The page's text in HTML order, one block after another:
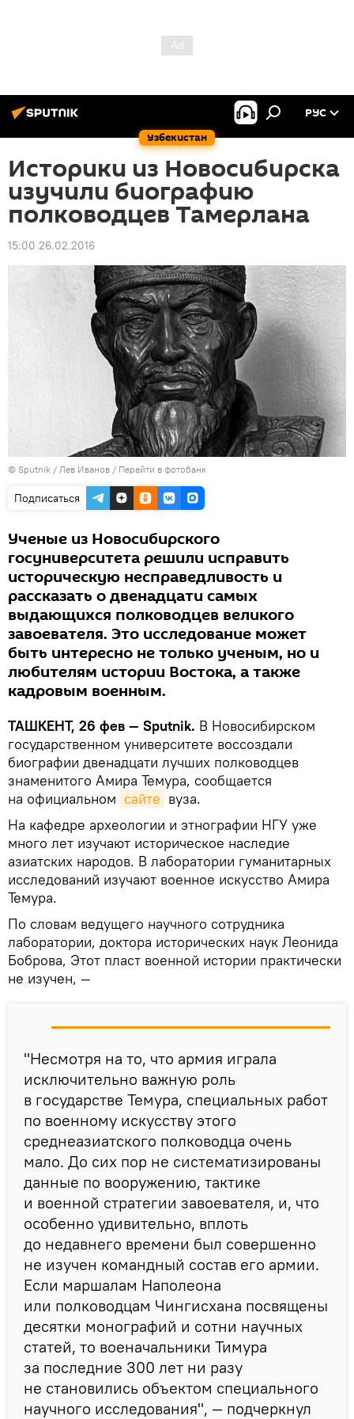
Узбекистан
РУС
Историки из Новосибирска
изучили биографию
полководцев Тамерлана
15:00 26.02.2016
© Sputnik / Лев Иванов / Перейти в фотобанк
Подписаться
Ученые из Новосибирского
госуниверситета решили исправить
историческую несправедливость и
рассказать о двенадцати самых
выдающихся полководцев великого
завоевателя. Это исследование может
быть интересно не только ученым, но и
любителям истории Востока, а также
кадровым военным.
ТАШКЕНТ, 26 фев — Sputnik. В Новосибирском
государственном университете воссоздали
биографии двенадцати лучших полководцев
знаменитого Амира Темура, сообщается
на официальном сайте вуза.
На кафедре археологии и этнографии НГУ уже
много лет изучают историческое наследие
азиатских народов. В лаборатории гуманитарных
исследований изучают военное искусство Амира
Темура.
По словам ведущего научного сотрудника
лаборатории, доктора исторических наук Леонида
Боброва, Этот пласт военной истории практически
не изучен, —
"Несмотря на то, что армия играла
исключительно важную роль
в государстве Темура, специальных работ
по военному искусству этого
среднеазиатского полководца очень
мало. До сих пор не систематизированы
данные по вооружению, тактике
и военной стратегии завоевателя, и, что
особенно удивительно, вплоть
до недавнего времени был совершенно
не изучен командный состав его армии.
Если маршалам Наполеона
или полководцам Чингисхана посвящены
десятки монографий и сотни научных
статей, то военачальники Тимура
за последние 300 лет ни разу
не становились объектом специального
научного исследования", — подчеркнул